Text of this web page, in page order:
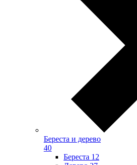
Береста и дерево
40
Береста 12